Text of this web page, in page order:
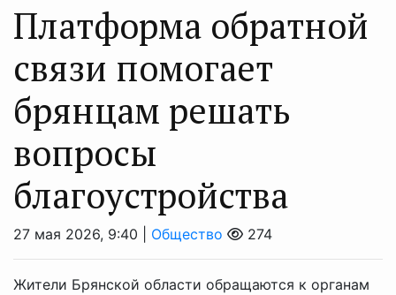
Платформа обратной
связи помогает
брянцам решать
вопросы
благоустройства
27 мая 2026, 9:40 | Общество 274
Жители Брянской области обращаются к органам